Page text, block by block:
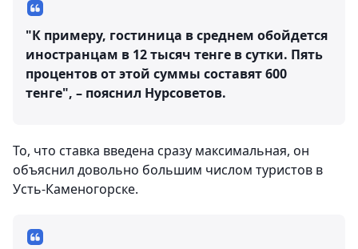
"К примеру, гостиница в среднем обойдется
иностранцам в 12 тысяч тенге в сутки. Пять
процентов от этой суммы составят 600
тенге", – пояснил Нурсоветов.
То, что ставка введена сразу максимальная, он
объяснил довольно большим числом туристов в
Усть-Каменогорске.